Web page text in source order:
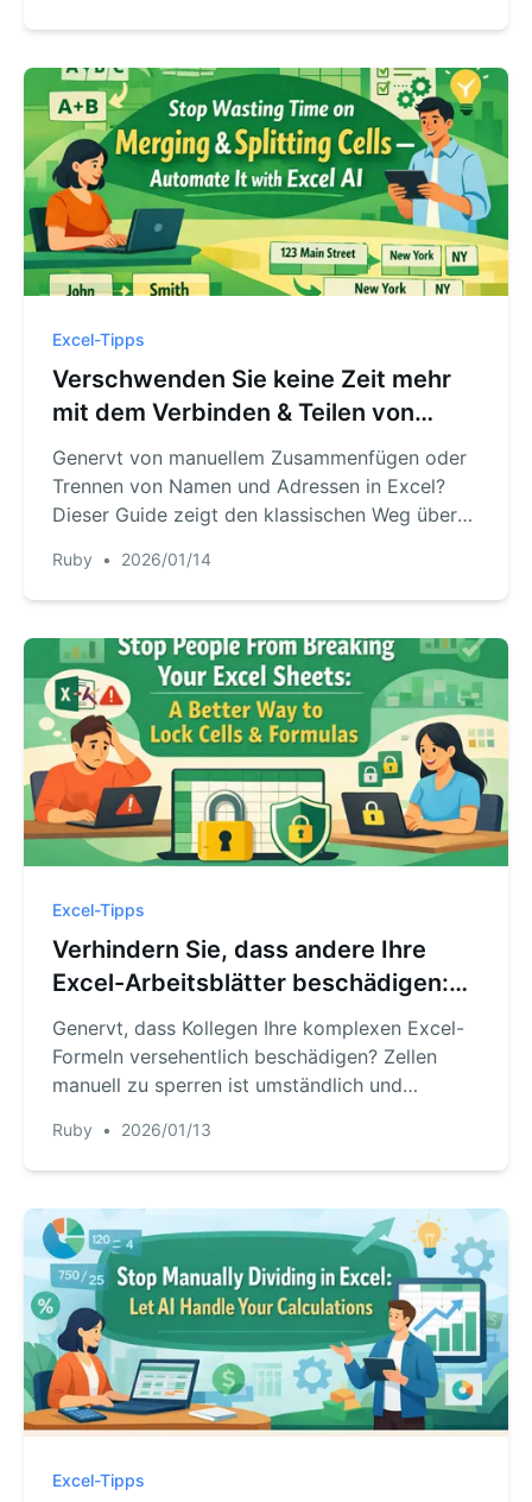
berechnen – zeitsparend und fehlerfrei.
Excel-Tipps
Verschwenden Sie keine Zeit mehr
mit dem Verbinden & Teilen von
Zellen — Automatisierung mit Excel-
KI
Genervt von manuellem Zusammenfügen oder
Trennen von Namen und Adressen in Excel?
Dieser Guide zeigt den klassischen Weg über
RowSpeak. Schluss mit zeitraubender
Datenaufbereitung.
Ruby • 2026/01/14
Excel-Tipps
Verhindern Sie, dass andere Ihre
Excel-Arbeitsblätter beschädigen:
Eine bessere Methode, Zellen &
Formeln zu sperren
Genervt, dass Kollegen Ihre komplexen Excel-
Formeln versehentlich beschädigen? Zellen
manuell zu sperren ist umständlich und
Datenzugriff und Zusammenarbeit schlauer
regelt — ganz ohne komplizierte Passwörter
Ruby • 2026/01/13
Excel-Tipps